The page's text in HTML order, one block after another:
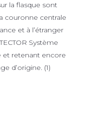
la flasque sont
couronne centrale
et à l’étranger
Système
et retenant encore
d’origine. (1)